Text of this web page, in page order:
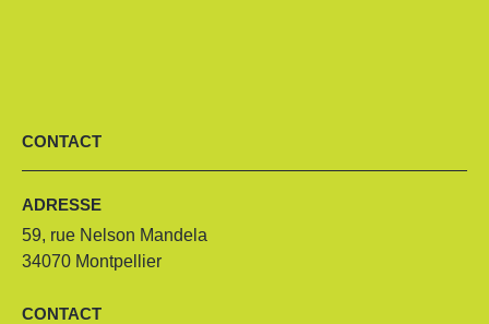
CONTACT
ADRESSE
59, rue Nelson Mandela
34070 Montpellier
CONTACT